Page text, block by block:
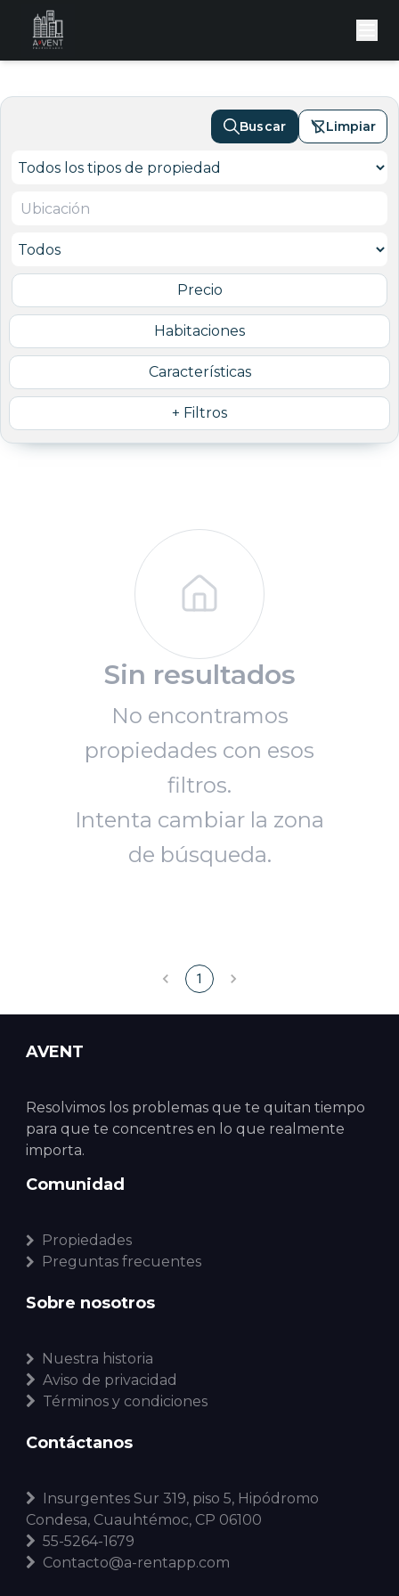
Precio
Habitaciones
Características
+ Filtros
Buscar Limpiar
Sin resultados
No encontramos
propiedades con esos
filtros.
Intenta cambiar la zona
de búsqueda.
1
AVENT
Resolvimos los problemas que te quitan tiempo
para que te concentres en lo que realmente
importa.
Comunidad
Propiedades
Preguntas frecuentes
Sobre nosotros
Nuestra historia
Aviso de privacidad
Términos y condiciones
Contáctanos
Insurgentes Sur 319, piso 5, Hipódromo
Condesa, Cuauhtémoc, CP 06100
55-5264-1679
Contacto@a-rentapp.com